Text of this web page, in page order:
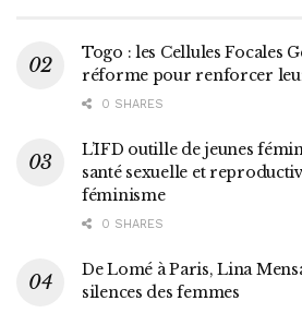
Togo : les Cellules Focales
réforme pour renforcer
0 SHARES
L’IFD outille de jeunes
santé sexuelle et
féminisme
0 SHARES
De Lomé à Paris, Lina
silences des femmes